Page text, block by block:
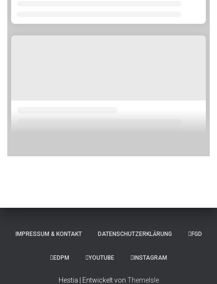
IMPRESSUM & KONTAKT DATENSCHUTZERKLÄRUNG FGD
EDPM YOUTUBE INSTAGRAM
Hestia | Entwickelt von ThemeIsle